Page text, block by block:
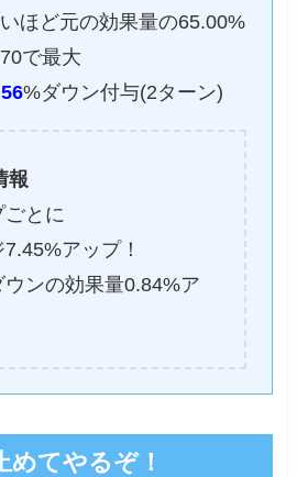
ほど元の効果量の65.00%
で最大
%ダウン付与(2ターン)
報
ごとに
アップ！
ンの効果量0.84%ア
めてやるぞ！